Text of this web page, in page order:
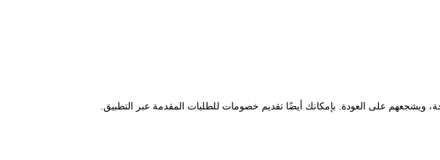
ويشجعهم على العودة. بإمكانك أيضًا تقديم خصومات للطلبات المقدمة عبر التطبيق.